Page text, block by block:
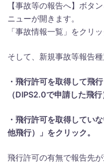
【事故等の報告へ】ボタ
ニューが開きます。
「事故情報一覧」をクリ
そして、新規事故等報告種
・飛行許可を取得して飛
（DIPS2.0で申請した飛行
・飛行許可を取得してい
他飛行）」をクリック。
飛行許可の有無で報告先が